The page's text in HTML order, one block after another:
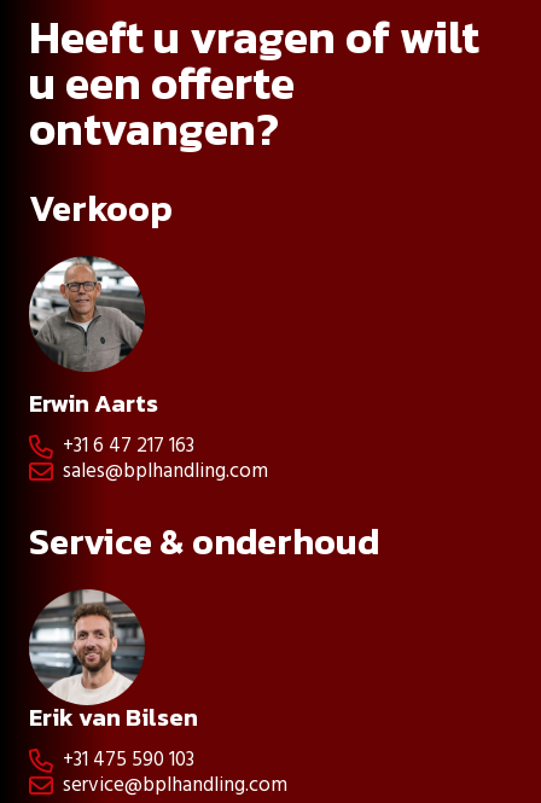
Heeft u vragen of wilt
u een offerte
ontvangen?
Verkoop
Erwin Aarts
 +31 6 47 217 163
 sales@bplhandling.com
Service & onderhoud
Erik van Bilsen
 +31 475 590 103
 service@bplhandling.com